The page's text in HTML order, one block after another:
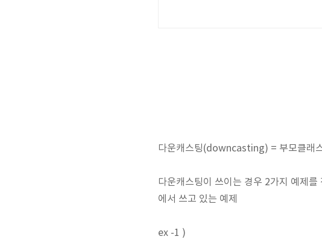
다운캐스팅(downcasting) = 부모클래
다운캐스팅이 쓰이는 경우 2가지 예제
에서 쓰고 있는 예제
ex -1 )